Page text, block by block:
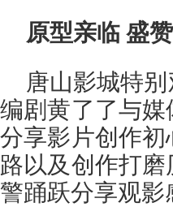
原型亲临 盛
唐山影城特
编剧黄了了与
分享影片创作
路以及创作打
警踊跃分享观